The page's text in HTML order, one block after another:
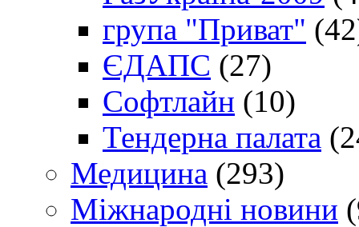
група "Приват"
ЄДАПС (27)
Софтлайн (10)
Тендерна палата
Медицина (293)
Міжнародні новини